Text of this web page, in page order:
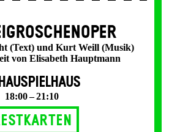
(Text) und Kurt Weill (Musik)
von Elisabeth Hauptmann
18:00 – 21:10